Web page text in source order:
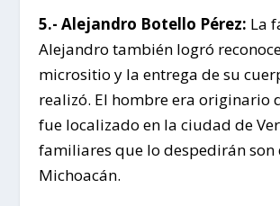
5.- Alejandro Botello Pérez: La
Alejandro también logró
micrositio y la entrega de su
realizó. El hombre era originario
fue localizado en la ciudad de
familiares que lo despedirán son
Michoacán.